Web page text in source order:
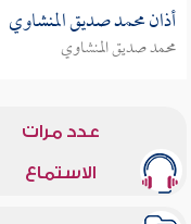
أذان محمد صديق المنشاوي
محمد صديق المنشاوي
عدد مرات
الاستماع